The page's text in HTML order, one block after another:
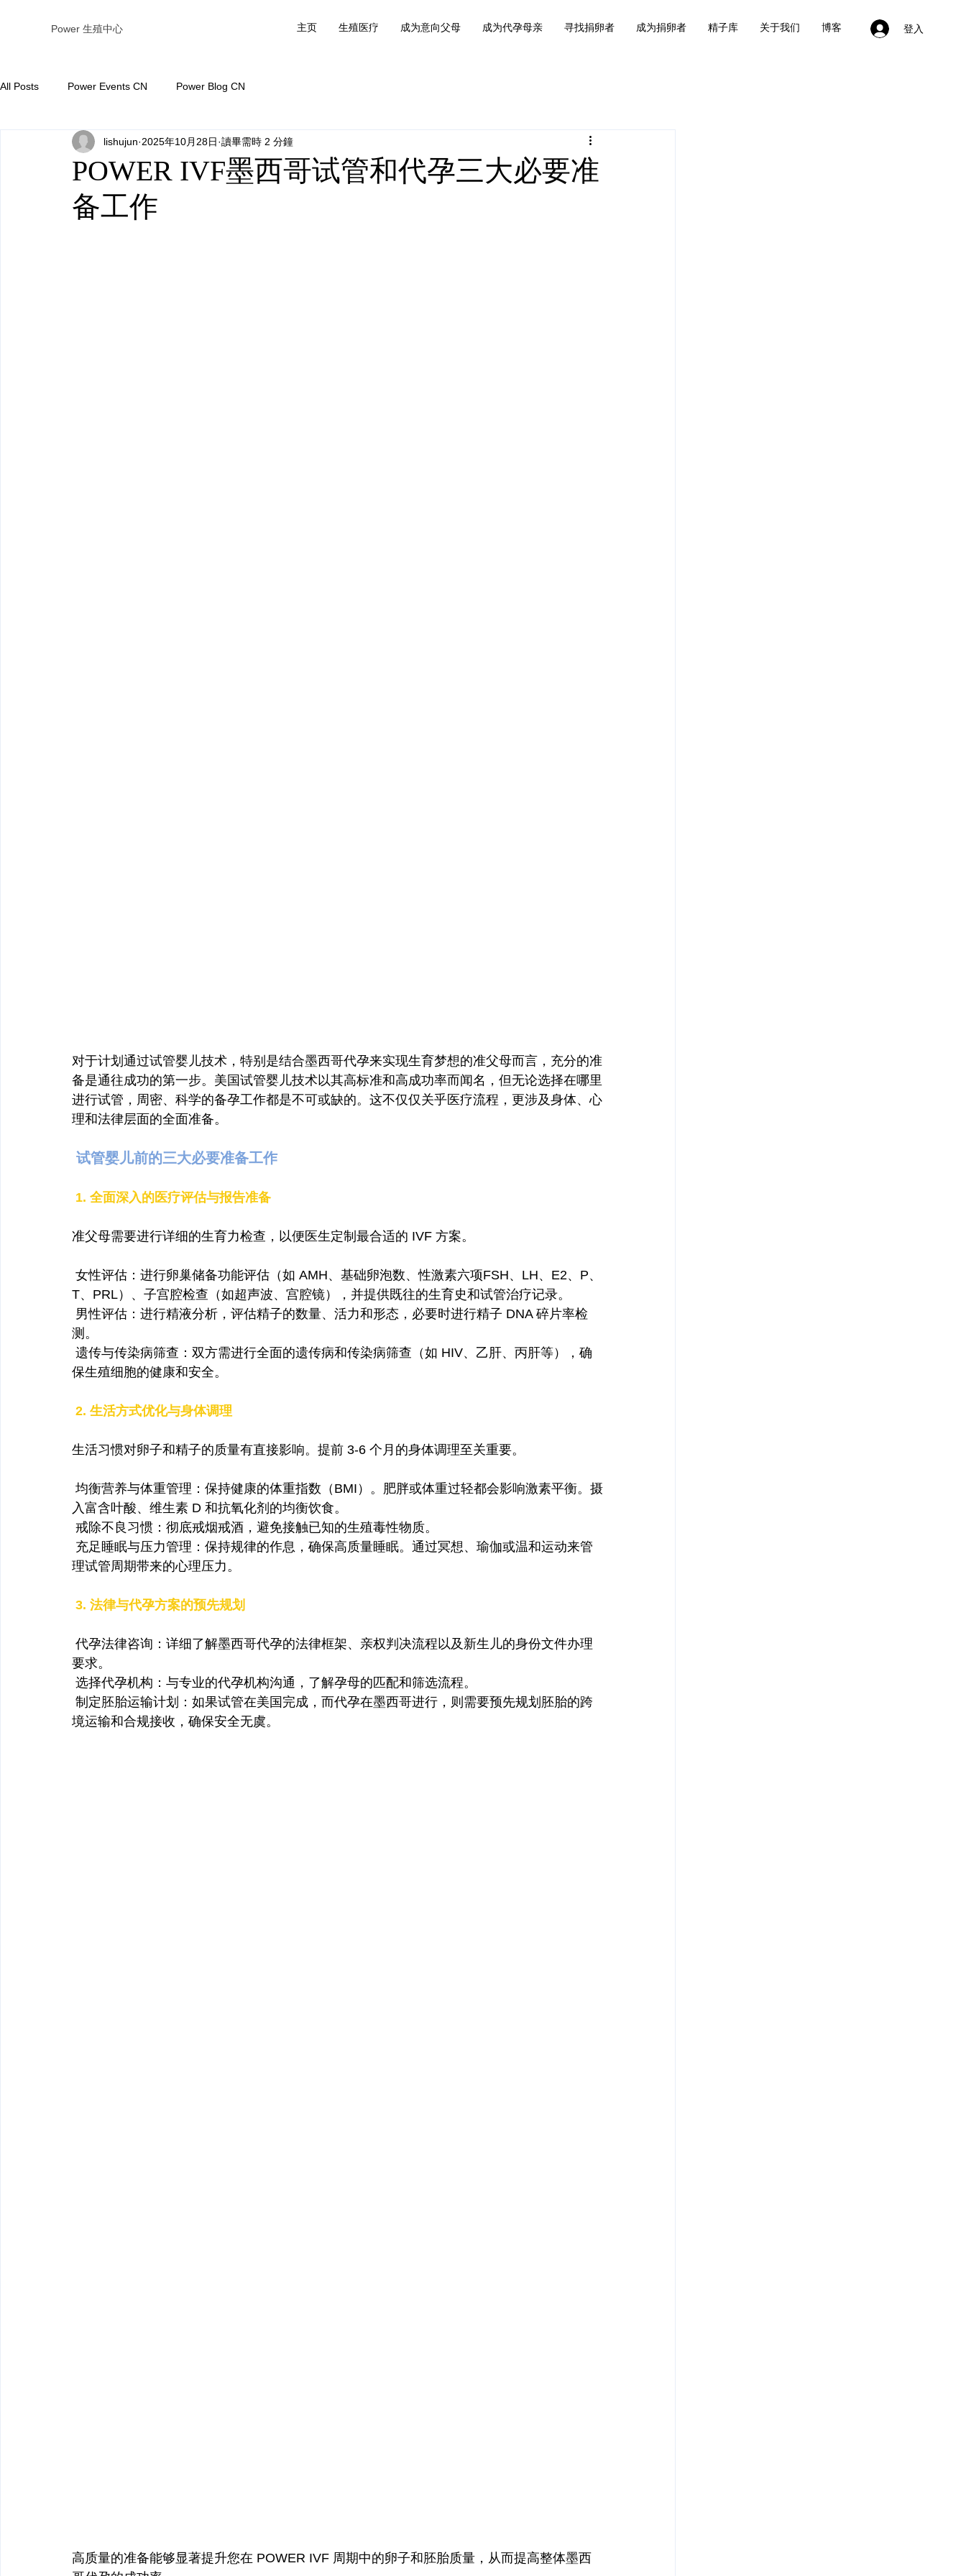
Power 生殖中心 主页 生殖医疗 成为意向父母 成为代孕母亲 寻找捐卵者 成为捐卵者 精子库 关于我们 博客 登入
All Posts Power Events CN Power Blog CN
POWER IVF墨西哥试管和代孕三大必要准
备工作
lishujun 2025年10月28日 讀畢需時 2 分鐘
对于计划通过试管婴儿技术，特别是结合墨西哥代孕来实现生育梦想的准父母而言，充分的准
备是通往成功的第一步。美国试管婴儿技术以其高标准和高成功率而闻名，但无论选择在哪里
进行试管，周密、科学的备孕工作都是不可或缺的。这不仅仅关乎医疗流程，更涉及身体、心
理和法律层面的全面准备。
试管婴儿前的三大必要准备工作
1. 全面深入的医疗评估与报告准备
准父母需要进行详细的生育力检查，以便医生定制最合适的 IVF 方案。
女性评估：进行卵巢储备功能评估（如 AMH、基础卵泡数、性激素六项FSH、LH、E2、P、
T、PRL）、子宫腔检查（如超声波、宫腔镜），并提供既往的生育史和试管治疗记录。
男性评估：进行精液分析，评估精子的数量、活力和形态，必要时进行精子 DNA 碎片率检
测。
遗传与传染病筛查：双方需进行全面的遗传病和传染病筛查（如 HIV、乙肝、丙肝等），确
保生殖细胞的健康和安全。
2. 生活方式优化与身体调理
生活习惯对卵子和精子的质量有直接影响。提前 3-6 个月的身体调理至关重要。
均衡营养与体重管理：保持健康的体重指数（BMI）。肥胖或体重过轻都会影响激素平衡。摄
入富含叶酸、维生素 D 和抗氧化剂的均衡饮食。
戒除不良习惯：彻底戒烟戒酒，避免接触已知的生殖毒性物质。
充足睡眠与压力管理：保持规律的作息，确保高质量睡眠。通过冥想、瑜伽或温和运动来管
理试管周期带来的心理压力。
3. 法律与代孕方案的预先规划
代孕法律咨询：详细了解墨西哥代孕的法律框架、亲权判决流程以及新生儿的身份文件办理
要求。
选择代孕机构：与专业的代孕机构沟通，了解孕母的匹配和筛选流程。
制定胚胎运输计划：如果试管在美国完成，而代孕在墨西哥进行，则需要预先规划胚胎的跨
境运输和合规接收，确保安全无虞。
高质量的准备能够显著提升您在 POWER IVF 周期中的卵子和胚胎质量，从而提高整体墨西